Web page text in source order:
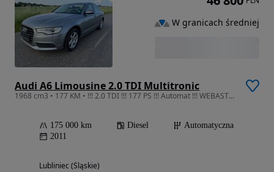
Audi A6 Limousine 2.0 TDI Multitronic
1968 cm3 • 177 KM • !!! 2.0 TDI !!! 177 PS !!! Automat !!! WEBASTO !!!
175 000 km Diesel
Automatyczna
2011
Lubliniec (Śląskie)
W granicach średniej